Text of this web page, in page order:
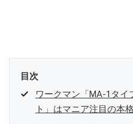
目次
ワークマン「MA-1タイ
ト」はマニア注目の本